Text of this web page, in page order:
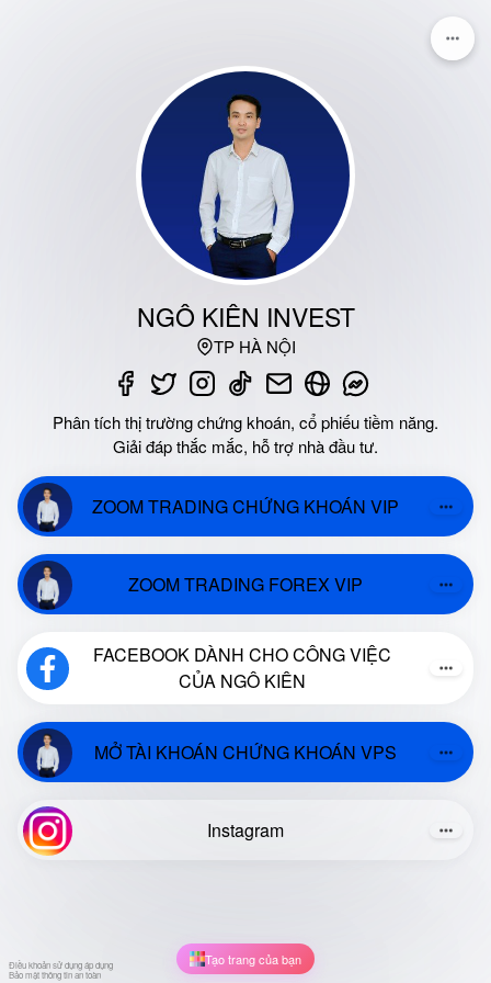
NGÔ KIÊN INVEST
TP HÀ NỘI
Phân tích thị trường chứng khoán, cổ phiếu tiềm năng.
Giải đáp thắc mắc, hỗ trợ nhà đầu tư.
ZOOM TRADING CHỨNG KHOÁN VIP
ZOOM TRADING FOREX VIP
FACEBOOK DÀNH CHO CÔNG VIỆC
CỦA NGÔ KIÊN
MỞ TÀI KHOÁN CHỨNG KHOÁN VPS
Instagram
Tạo trang của bạn
Điều khoản sử dụng áp dụng
Bảo mật thông tin an toàn